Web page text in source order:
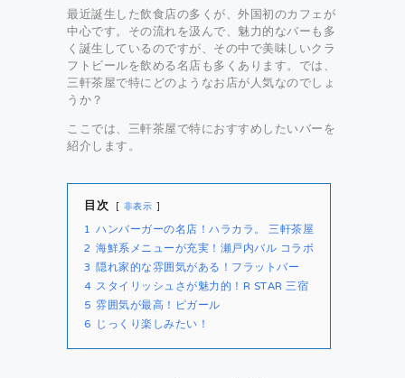
最近誕生した飲食店の多くが、外国初のカフェが
中心です。その流れを汲んで、魅力的なバーも多
く誕生しているのですが、その中で美味しいクラ
フトビールを飲める名店も多くあります。では、
三軒茶屋で特にどのようなお店が人気なのでしょ
うか？
ここでは、三軒茶屋で特におすすめしたいバーを
紹介します。
目次 非表示
1 ハンバーガーの名店！ハラカラ。 三軒茶屋
2 海鮮系メニューが充実！瀬戸内バル コラボ
3 隠れ家的な雰囲気がある！フラットバー
4 スタイリッシュさが魅力的！R STAR 三宿
5 雰囲気が最高！ピガール
6 じっくり楽しみたい！